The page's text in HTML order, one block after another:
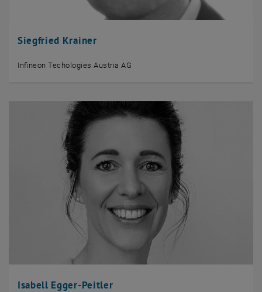
Siegfried Krainer
Infineon Techologies Austria AG
Isabell Egger-Peitler